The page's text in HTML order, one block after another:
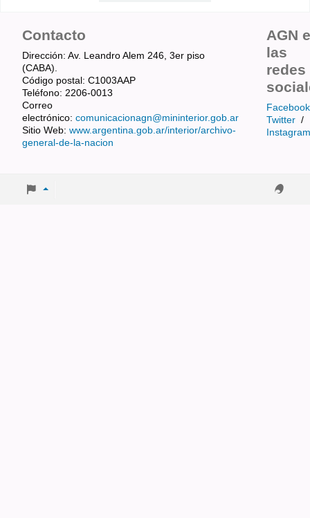
Contacto
Dirección: Av. Leandro Alem 246, 3er piso
(CABA).
Código postal: C1003AAP
Teléfono: 2206-0013
Correo
electrónico: comunicacionagn@mininterior.gob.ar
Sitio Web: www.argentina.gob.ar/interior/archivo-
general-de-la-nacion
AGN
las
redes
Facebook
Twitter /
Instagram